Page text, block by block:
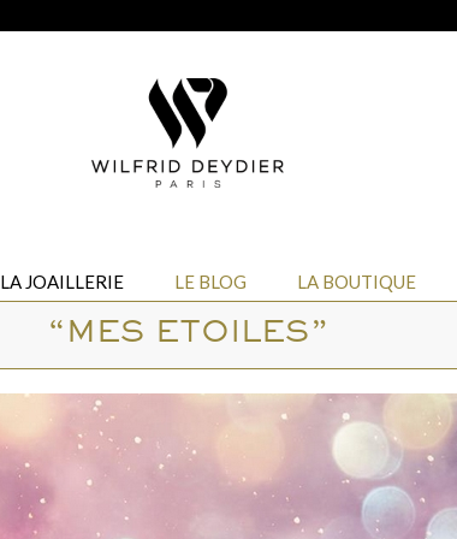
LA JOAILLERIE LE BLOG LA BOUTIQUE
“MES ETOILES”